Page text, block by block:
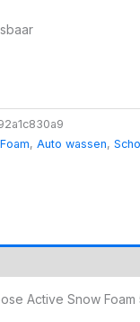
, Auto wassen,
Active Snow Foam